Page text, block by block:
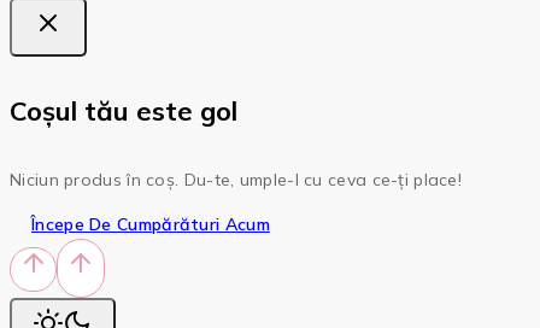
Coșul tău este gol
Niciun produs în coș. Du-te, umple-l cu ceva ce-ți place!
Începe De Cumpărături Acum